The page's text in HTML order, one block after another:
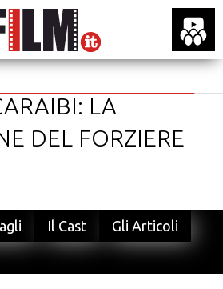
LA
DEL FORZIERE
Il Cast
Gli Articoli